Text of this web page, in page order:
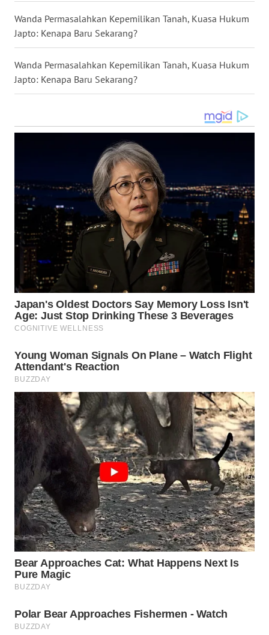
Wanda Permasalahkan Kepemilikan Tanah, Kuasa Hukum
Japto: Kenapa Baru Sekarang?
Wanda Permasalahkan Kepemilikan Tanah, Kuasa Hukum
Japto: Kenapa Baru Sekarang?
KALTARA
WN
KALSEL
KALTIM
WN
GORONTALO
WN
SULUT
WN
MALUKU
WN
DAIRI
WN
DANAU
TOBA
WN
NIAS
WN
LANGKAT
WN
TAPANULI
WN